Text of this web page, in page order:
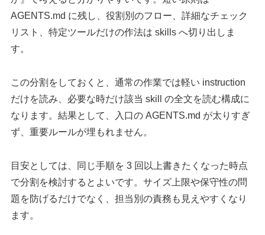
AGENTS.md に残し、役割別のフロー、詳細なチェック
リスト、特定ツールだけの作法は skills へ切り出しま
す。
この分割をしておくと、通常の作業では軽い instruction
だけを読み、必要な時だけ該当 skill の全文を読む構成に
なります。結果として、入口の AGENTS.md が太りすぎ
ず、重要ルールが埋もれません。
目安としては、同じ手順を 3 回以上書きたくなった時点
で分割を検討するとよいです。サイズ上限や保守性の問
題を防げるだけでなく、担当別の責務も見えやすくなり
ます。